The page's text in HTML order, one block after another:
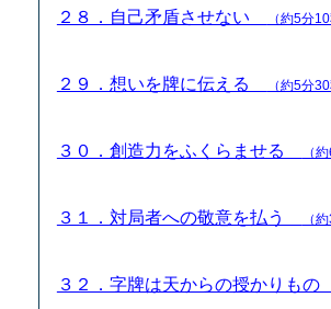
２８．自己矛盾させない （約5分10
２９．想いを牌に伝える （約5分30
３０．創造力をふくらませる （
３１．対局者への敬意を払う （
３２．字牌は天からの授かりもの